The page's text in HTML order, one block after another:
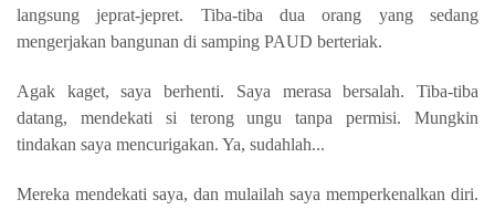
langsung jeprat-jepret. Tiba-tiba dua orang yang sedang
mengerjakan bangunan di samping PAUD berteriak.
Agak kaget, saya berhenti. Saya merasa bersalah. Tiba-tiba
datang, mendekati si terong ungu tanpa permisi. Mungkin
tindakan saya mencurigakan. Ya, sudahlah...
Mereka mendekati saya, dan mulailah saya memperkenalkan diri.